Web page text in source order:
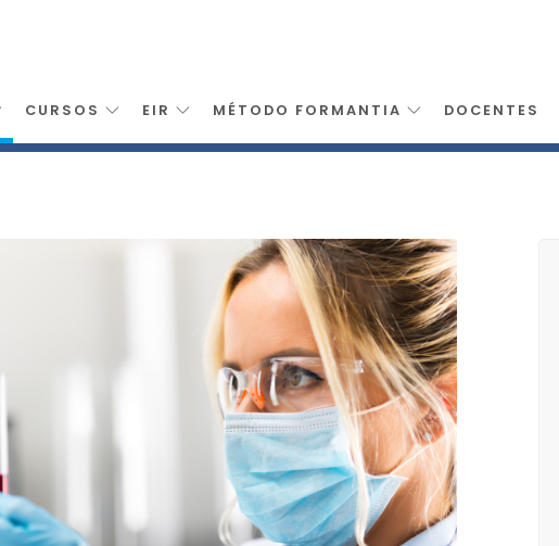
> Tecnico Superior Laboratorio Diagnostico Clinico Canarias
CURSOS EIR MÉTODO FORMANTIA DOCENTES